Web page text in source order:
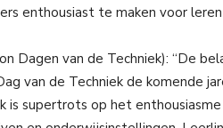
enthousiast te maken voor
Dagen van de Techniek): “De
van de Techniek de komende
is supertrots op het